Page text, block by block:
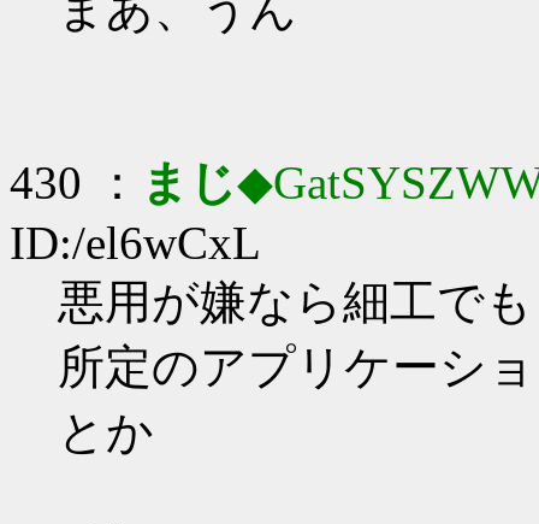
430 ： まじ
ID:/el6wCxL
悪用が嫌なら細工で
所定のアプリケーシ
とか